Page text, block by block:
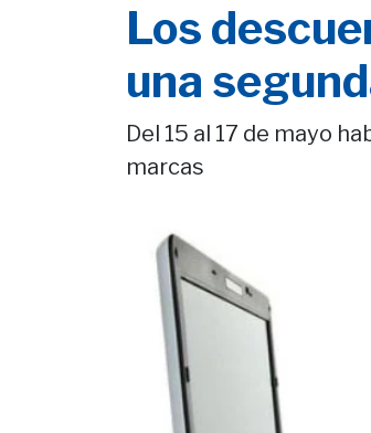
Los
una
Del 15 al 17 de mayo
marcas